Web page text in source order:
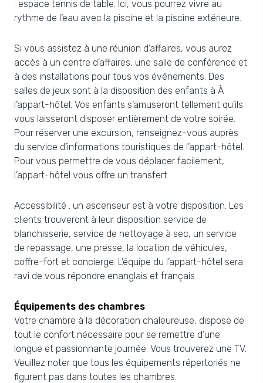
: espace tennis de table. Ici, vous pourrez vivre au
rythme de l’eau avec la piscine et la piscine extérieure.
Si vous assistez à une réunion d’affaires, vous aurez
accès à un centre d’affaires, une salle de conférence et
à des installations pour tous vos événements. Des
salles de jeux sont à la disposition des enfants à À
l’appart-hôtel. Vos enfants s’amuseront tellement qu’ils
vous laisseront disposer entièrement de votre soirée.
Pour réserver une excursion, renseignez-vous auprès
du service d’informations touristiques de l’appart-hôtel.
Pour vous permettre de vous déplacer facilement,
l’appart-hôtel vous offre un transfert.
Accessibilité : un ascenseur est à votre disposition. Les
clients trouveront à leur disposition service de
blanchisserie, service de nettoyage à sec, un service
de repassage, une presse, la location de véhicules,
coffre-fort et concierge. L’équipe du l’appart-hôtel sera
ravi de vous répondre enanglais et français.
Équipements des chambres
Votre chambre à la décoration chaleureuse, dispose de
tout le confort nécessaire pour se remettre d’une
longue et passionnante journée. Vous trouverez une TV.
Veuillez noter que tous les équipements répertoriés ne
figurent pas dans toutes les chambres.